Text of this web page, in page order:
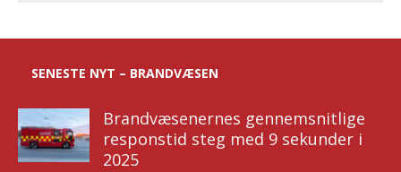
SENESTE NYT – BRANDVÆSEN
Brandvæsenernes gennemsnitlige
responstid steg med 9 sekunder i
2025